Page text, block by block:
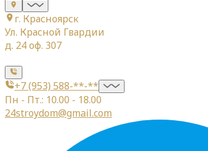
г. Красноярск
Ул. Красной Гвардии
д. 24 оф. 307
+7 (953) 588-**-**
Пн - Пт.: 10.00 - 18.00
24stroydom@gmail.com